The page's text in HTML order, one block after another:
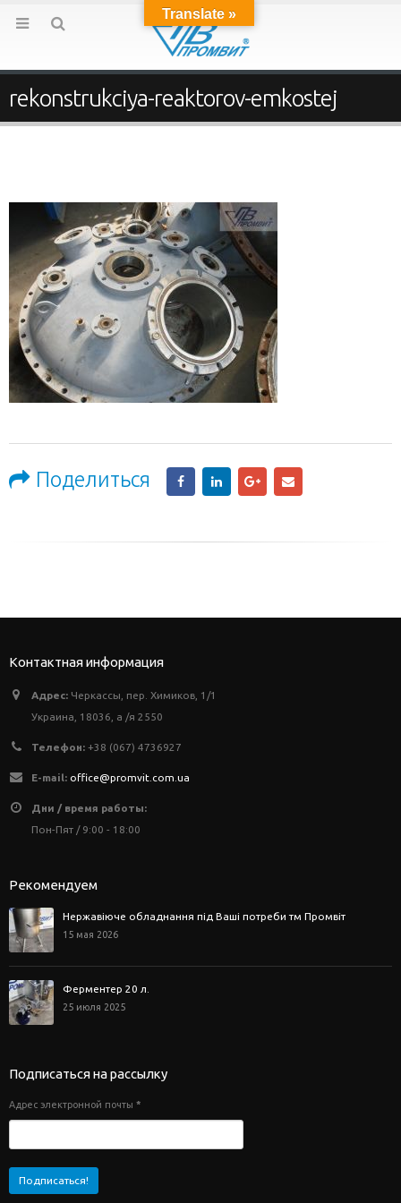
rekonstrukciya-reaktorov-emkostej
Поделиться
Контактная информация
Адрес: Черкассы, пер. Химиков, 1/1
Украина, 18036, а /я 2550
Телефон: +38 (067) 4736927
E-mail: office@promvit.com.ua
Дни / время работы:
Пон-Пят / 9:00 - 18:00
Рекомендуем
Нержавіюче обладнання під Ваші потреби тм Промвіт
15 мая 2026
Ферментер 20 л.
25 июля 2025
Подписаться на рассылку
Адрес электронной почты *
Translate »